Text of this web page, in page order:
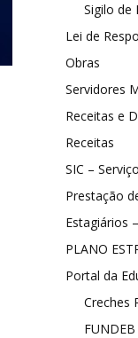
Sigilo de
Lei de
Obras
Servidores
Receitas e
Receitas
SIC –
Prestação
Estagiários
PLANO
Portal da
Creches
FUNDEB